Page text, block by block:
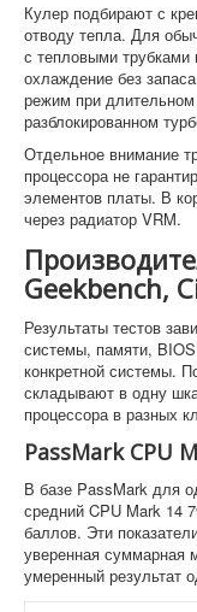
Кулер подбирают с
отводу тепла. Для
с тепловыми
охлаждение без
режим при длительном
разблокированном
Отдельное внимание
процессора не
элементов платы. В
через радиатор VRM.
Geekbench,
Результаты тестов
системы, памяти,
конкретной системы.
складывают в одну
процессора в разных
PassMark CPU
В базе PassMark для
средний CPU Mark 14
баллов. Эти
уверенная суммарная
умеренный результат